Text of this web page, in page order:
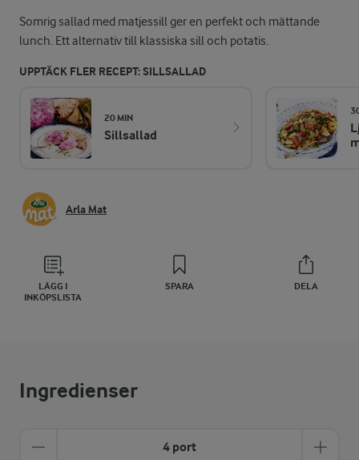
Somrig sallad med matjessill ger en perfekt och mättande
lunch. Ett alternativ till klassiska sill och potatis.
UPPTÄCK FLER RECEPT: SILLSALLAD
20 MIN
Sillsallad
Arla Mat
LÄGG I
INKÖPSLISTA
SPARA DELA
Ingredienser
4 port